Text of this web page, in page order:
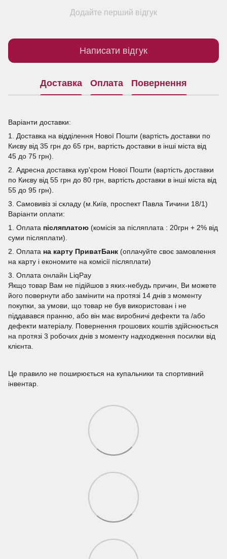
Додайте перший відгук
Написати відгук
Доставка Оплата Повернення
Варіанти доставки:
1. Доставка на відділення Нової Пошти (вартість доставки по
Києву від 35 грн до 65 грн, вартість доставки в інші міста від
45 до 75 грн).
2. Адресна доставка кур'єром Нової Пошти (вартість доставки
по Києву від 55 грн до 80 грн, вартість доставки в інші міста від
55 до 95 грн).
3. Самовивіз зі складу (м.Київ, проспект Павла Тичини 18/1)
Варіанти оплати:
1. Оплата післяплатою (комісія за післяплата : 20грн + 2% від
суми післяплати).
2. Оплата на карту ПриватБанк (оплачуйте своє замовлення
на карту і економите на комісії післяплати)
3. Оплата онлайн LiqPay
Якщо товар Вам не підійшов з яких-небудь причин, Ви можете
його повернути або замінити на протязі 14 днів з моменту
покупки, за умови, що товар не був використован і не
піддавався пранню, або він має виробничі дефекти та /або
дефекти матеріалу. Повернення грошових коштів здійснюється
на протязі 3 робочих днів з моменту надходження посилки від
клієнта.
Це правило не поширюється на купальники та спортивний
інвентар.